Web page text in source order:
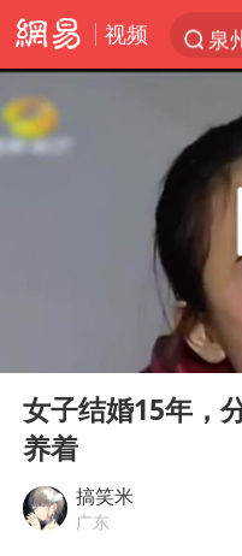
视频
泉
Play
女子结婚15年，
养着
搞笑米
广东